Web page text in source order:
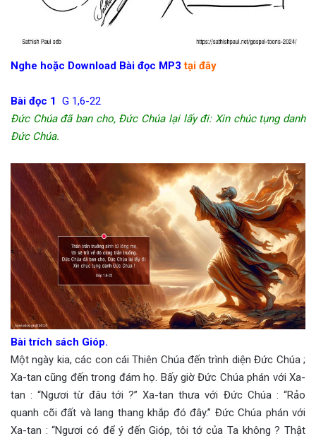
Nghe hoặc Download Bài đọc MP3tại đây
Bài đọc 1 G 1,6-22
Đức Chúa đã ban cho, Đức Chúa lại lấy đi: Xin chúc tụng danh
Đức Chúa.
Bài trích sách Gióp.
Một ngày kia, các con cái Thiên Chúa đến trình diện Đức Chúa ;
Xa-tan cũng đến trong đám họ. Bấy giờ Đức Chúa phán với Xa-
tan : “Ngươi từ đâu tới ?” Xa-tan thưa với Đức Chúa : “Rảo
quanh cõi đất và lang thang khắp đó đây.” Đức Chúa phán với
Xa-tan : “Ngươi có để ý đến Gióp, tôi tớ của Ta không ? Thật